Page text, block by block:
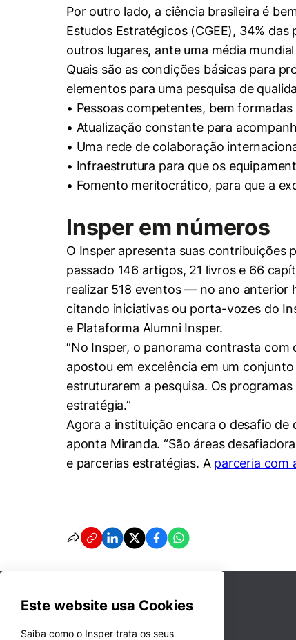
Por outro lado, a ciência brasileira é
Estudos Estratégicos (CGEE), 34%
outros lugares, ante uma média
Quais são as condições básicas para
elementos para uma pesquisa de
• Pessoas competentes, bem
• Atualização constante para
• Uma rede de colaboração
• Infraestrutura para que os
• Fomento meritocrático, para que a
Insper em números
O Insper apresenta suas contribuições
passado 146 artigos, 21 livros e 66
realizar 518 eventos — no ano anterior
citando iniciativas ou porta-vozes do
e Plataforma Alumni Insper.
“No Insper, o panorama contrasta com
apostou em excelência em um
estruturarem a pesquisa. Os programas
estratégia.”
Agora a instituição encara o desafio de
aponta Miranda. “São áreas
e parcerias estratégias. A parceria com
Este website usa Cookies
Saiba como o Insper trata os seus